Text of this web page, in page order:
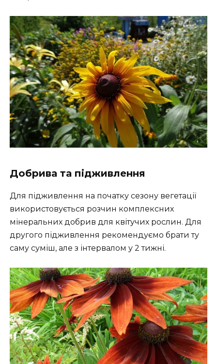
Добрива та підживлення
Для підживлення на початку сезону вегетації
використовується розчин комплексних
мінеральних добрив для квітучих рослин. Для
другого підживлення рекомендуємо брати ту
саму суміш, але з інтервалом у 2 тижні.